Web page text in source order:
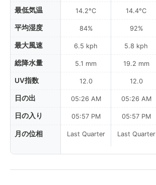
最低気温
平均湿度
最大風速
総降水量
UV指数
日の出
日の入り
月の位相
14.2°C
84%
6.5 kph
5.1 mm
12.0
05:26 AM
05:57 PM
Last Quarter
14.4°C
92%
5.8 kph
19.2 mm
12.0
05:26 AM
05:57 PM
Last Quarter